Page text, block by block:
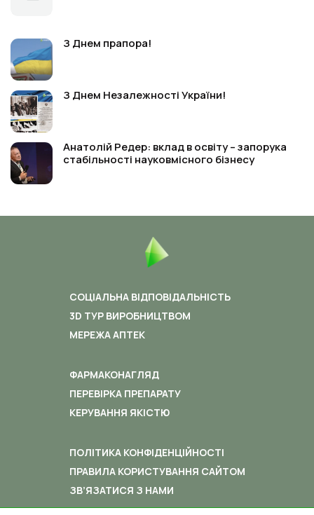
З Днем прапора!
З Днем Незалежності України!
Анатолій Редер: вклад в освіту – запорука
стабільності науковмісного бізнесу
СОЦІАЛЬНА ВІДПОВІДАЛЬНІСТЬ
3D ТУР ВИРОБНИЦТВОМ
МЕРЕЖА АПТЕК
ФАРМАКОНАГЛЯД
ПЕРЕВІРКА ПРЕПАРАТУ
КЕРУВАННЯ ЯКІСТЮ
ПОЛІТИКА КОНФІДЕНЦІЙНОСТІ
ПРАВИЛА КОРИСТУВАННЯ САЙТОМ
ЗВ’ЯЗАТИСЯ З НАМИ